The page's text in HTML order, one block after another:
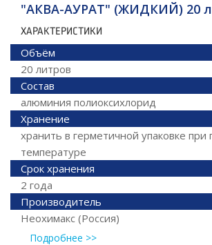
"АКВА-АУРАТ" (ЖИДКИЙ) 20
ХАРАКТЕРИСТИКИ
Объём
20 литров
Состав
алюминия полиоксихлорид
Хранение
хранить в герметичной упаковке
температуре
Срок хранения
2 года
Производитель
Неохимакс (Россия)
Подробнее >>